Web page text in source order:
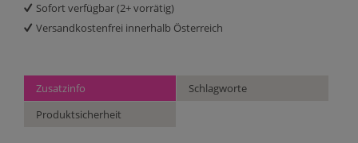
Sofort verfügbar (2+ vorrätig)
Versandkostenfrei innerhalb Österreich
Zusatzinfo
Schlagworte
Produktsicherheit